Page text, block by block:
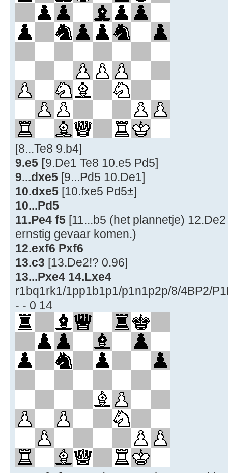
[8...Te8 9.b4]
9.e5 [9.De1 Te8 10.e5 Pd5]
9...dxe5 [9...Pd5 10.De1]
10.dxe5 [10.fxe5 Pd5±]
10...Pd5
11.Pe4 f5 [11...b5 (het plannetje)
ernstig gevaar komen.)
12.exf6 Pxf6
13.c3 [13.De2!? 0.96]
13...Pxe4 14.Lxe4
r1bq1rk1/1pp1b1p1/p1n1p2p/8/4BP2/
- - 0 14